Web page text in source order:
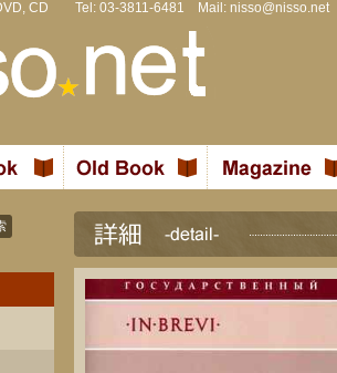
DVD, CD Tel: 03-3811-6481 Mail: nisso@nisso.net